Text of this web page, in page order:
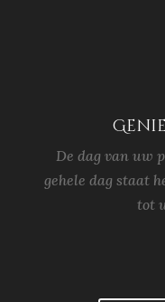
De dag van uw
gehele dag staat
tot